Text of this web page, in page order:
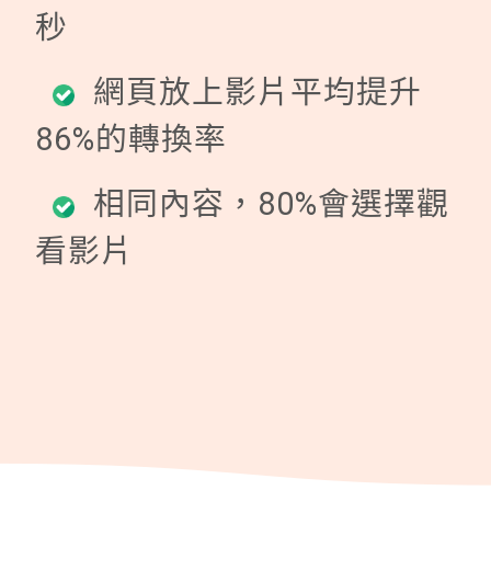
秒
網頁放上影片平均提升
86%的轉換率
相同內容，80%會選擇觀
看影片